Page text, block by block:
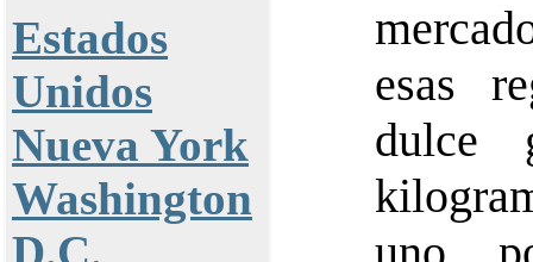
Estados
Unidos
Nueva York
Washington
esas
dulce